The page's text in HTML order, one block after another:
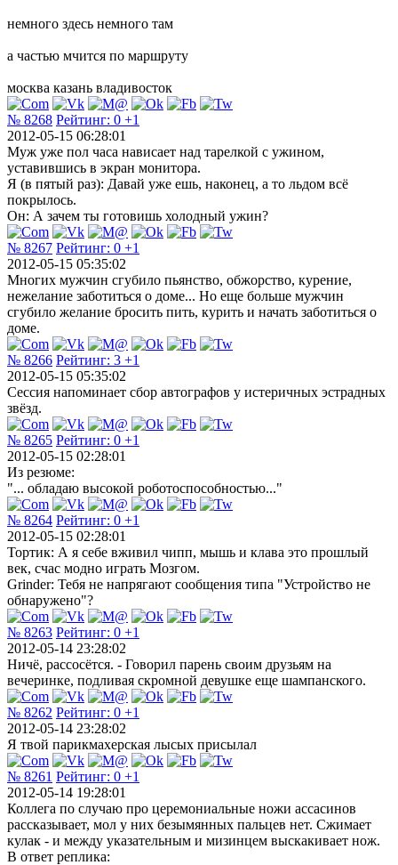
немного здесь немного там
а частью мчится по маршруту
москва казань владивосток
№ 8268 Рейтинг: 0 +1
2012-05-15 06:28:01
Муж уже пол часа нависает над тарелкой с ужином,
уставившись в экран монитора.
Я (в пятый раз): Давай уже ешь, наконец, а то льдом всё
покрылось.
Он: А зачем ты готовишь холодный ужин?
№ 8267 Рейтинг: 0 +1
2012-05-15 05:35:02
Многих мужчин сгубило пьянство, обжорство, курение,
нежелание заботиться о доме... Но еще больше мужчин
сгубило желание бросить пить, курить и начать заботиться о
доме.
№ 8266 Рейтинг: 3 +1
2012-05-15 05:35:02
Сессия напоминает сбор автографов у истеричных эстрадных
звёзд.
№ 8265 Рейтинг: 0 +1
2012-05-15 02:28:01
Из резюме:
"... обладаю высокой роботоспособностью..."
№ 8264 Рейтинг: 0 +1
2012-05-15 02:28:01
Тортик: А я себе вживил чипп, мышь и клава это прошлый
век, счас модно играть Мозгом.
Grinder: Тебя не напрягают сообщения типа "Устройство не
обнаружено"?
№ 8263 Рейтинг: 0 +1
2012-05-14 23:28:02
Ничё, рассосётся. - Говорил парень своим друзьям на
вечеринке, подливая скромной девушке еще шампанского.
№ 8262 Рейтинг: 0 +1
2012-05-14 23:28:02
Я твой парикмахерская лысых присылал
№ 8261 Рейтинг: 0 +1
2012-05-14 19:28:01
Коллега по случаю про церемониальные ножи ассасинов
рассказывает, мол у них безымянных пальцев нет. Сжимает
кулак - и между указательным и мизинцем выскакивает нож.
В ответ реплика: